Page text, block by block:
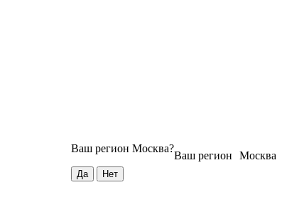
Москва
Ваш регион
Ваш регион Москва?